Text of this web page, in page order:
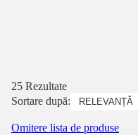
25 Rezultate
Sortare după:
Omitere lista de produse